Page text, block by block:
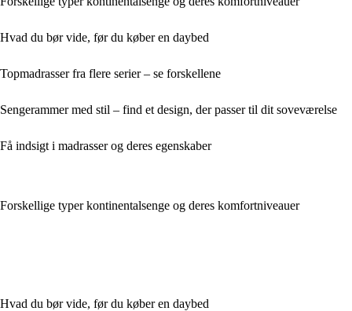
Hvad du bør vide, før du køber en daybed
Topmadrasser fra flere serier – se forskellene
Sengerammer med stil – find et design, der passer til dit soveværelse
Få indsigt i madrasser og deres egenskaber
Forskellige typer kontinentalsenge og deres komfortniveauer
Hvad du bør vide, før du køber en daybed